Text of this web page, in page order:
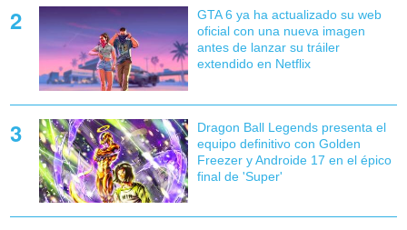
GTA 6 ya ha actualizado su web
oficial con una nueva imagen
antes de lanzar su tráiler
extendido en Netflix
Dragon Ball Legends presenta el
equipo definitivo con Golden
Freezer y Androide 17 en el épico
final de 'Super'